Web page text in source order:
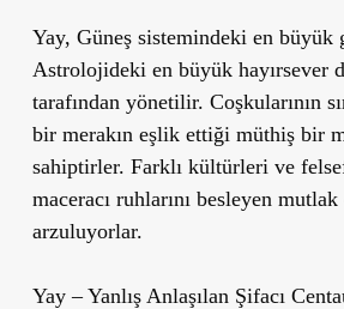
Yay, Güneş sistemindeki en büyük
Astrolojideki en büyük hayırsever
tarafından yönetilir. Coşkularının
bir merakın eşlik ettiği müthiş bir
sahiptirler. Farklı kültürleri ve
maceracı ruhlarını besleyen
arzuluyorlar.
Yay – Yanlış Anlaşılan Şifacı